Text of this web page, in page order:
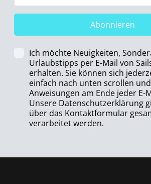
Abonnieren
Ich möchte Neuigkeiten,
Urlaubstipps per E-Mail von
erhalten. Sie können sich
einfach nach unten scrollen
Anweisungen am Ende jeder E-
Unsere Datenschutzerklärung
über das Kontaktformular
verarbeitet werden.